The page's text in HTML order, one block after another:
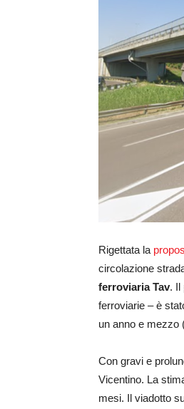
Rigettata la
circolazione
ferroviaria Tav. Il
ferroviarie – è
un anno e mezzo
Con gravi e
Vicentino. La
mesi. Il viadotto